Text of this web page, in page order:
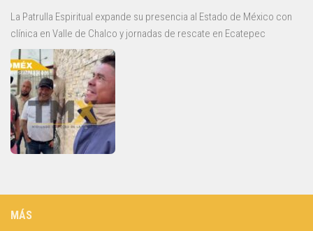
La Patrulla Espiritual expande su presencia al Estado de México con
clínica en Valle de Chalco y jornadas de rescate en Ecatepec
MÁS